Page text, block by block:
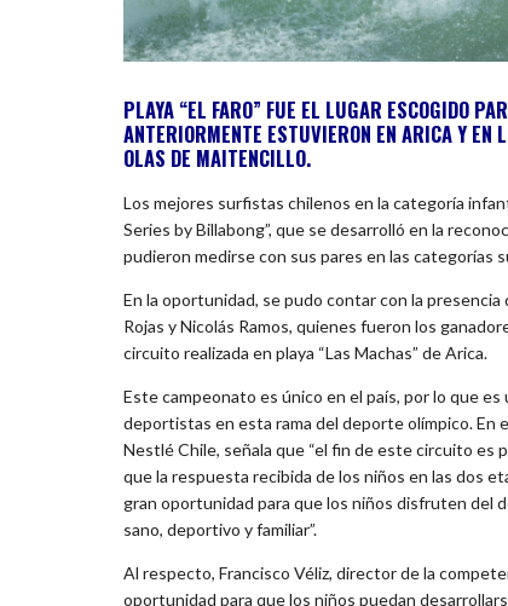
PLAYA “EL FARO” FUE EL LUGAR ESCOGIDO
ANTERIORMENTE ESTUVIERON EN ARICA Y EN
OLAS DE MAITENCILLO.
Los mejores surfistas chilenos en la categoría
Series by Billabong”, que se desarrolló en la
pudieron medirse con sus pares en las categorías
En la oportunidad, se pudo contar con la
Rojas y Nicolás Ramos, quienes fueron los
circuito realizada en playa “Las Machas” de Arica.
Este campeonato es único en el país, por lo que
deportistas en esta rama del deporte olímpico. En
Nestlé Chile, señala que “el fin de este circuito es
que la respuesta recibida de los niños en las dos
gran oportunidad para que los niños disfruten del
sano, deportivo y familiar”.
Al respecto, Francisco Véliz, director de la
oportunidad para que los niños puedan